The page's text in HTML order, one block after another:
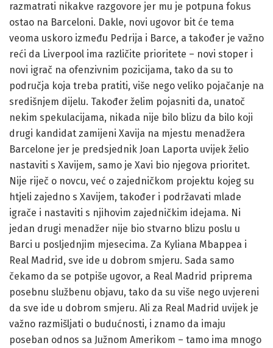
razmatrati nikakve razgovore jer mu je potpuna fokus
ostao na Barceloni. Dakle, novi ugovor bit će tema
veoma uskoro između Pedrija i Barce, a također je važno
reći da Liverpool ima različite prioritete – novi stoper i
novi igrač na ofenzivnim pozicijama, tako da su to
područja koja treba pratiti, više nego veliko pojačanje na
središnjem dijelu. Također želim pojasniti da, unatoč
nekim spekulacijama, nikada nije bilo blizu da bilo koji
drugi kandidat zamijeni Xavija na mjestu menadžera
Barcelone jer je predsjednik Joan Laporta uvijek želio
nastaviti s Xavijem, samo je Xavi bio njegova prioritet.
Nije riječ o novcu, već o zajedničkom projektu kojeg su
htjeli zajedno s Xavijem, također i podržavati mlade
igrače i nastaviti s njihovim zajedničkim idejama. Ni
jedan drugi menadžer nije bio stvarno blizu poslu u
Barci u posljednjim mjesecima. Za Kyliana Mbappea i
Real Madrid, sve ide u dobrom smjeru. Sada samo
čekamo da se potpiše ugovor, a Real Madrid priprema
posebnu službenu objavu, tako da su više nego uvjereni
da sve ide u dobrom smjeru. Ali za Real Madrid uvijek je
važno razmišljati o budućnosti, i znamo da imaju
poseban odnos sa Južnom Amerikom – tamo ima mnogo